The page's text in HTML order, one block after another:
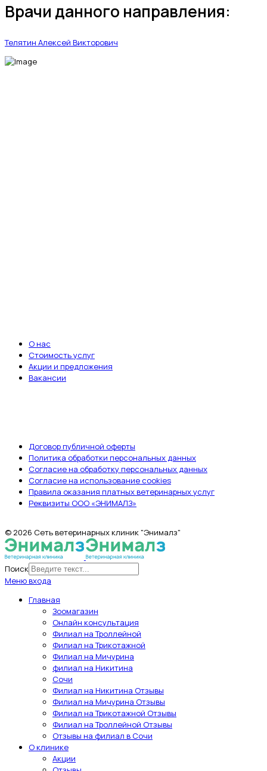
Врачи данного направления:
Телятин Алексей Викторович
О нас
Стоимость услуг
Акции и предложения
Вакансии
Договор публичной оферты
Политика обработки персональных данных
Согласие на обработку персональных данных
Согласие на использование cookies
Правила оказания платных ветеринарных услуг
Реквизиты ООО «ЭНИМАЛЗ»
© 2026 Сеть ветеринарных клиник "Энималз"
Поиск
Меню входа
Главная
Зоомагазин
Онлайн консультация
Филиал на Троллейной
Филиал на Трикотажной
Филиал на Мичурина
филиал на Никитина
Сочи
Филиал на Никитина Отзывы
Филиал на Мичурина Отзывы
Филиал на Трикотажной Отзывы
Филиал на Троллейной Отзывы
Отзывы на филиал в Сочи
О клинике
Акции